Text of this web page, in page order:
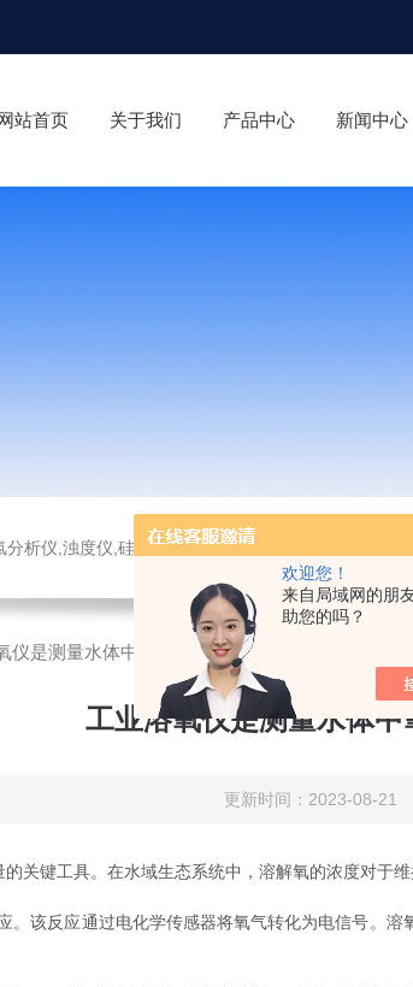
欢迎您！
来自局域网的朋
助您的吗？
站首页 关于我们 产品中心 新闻中心
，钠表，流量计，刮油机，溶氧电极，PH电极，气体分析仪，氧化锆分析仪，压力变送器，刮油机，电导电极，锑电极，ORP电极，
仪是测量水体中氧气含量的关键工具
工业溶氧仪是测量水体
更新时间：2023-08-
键工具。在水域生态系统中，溶解氧的浓度对于维
反应通过电化学传感器将氧气转化为电信号。溶